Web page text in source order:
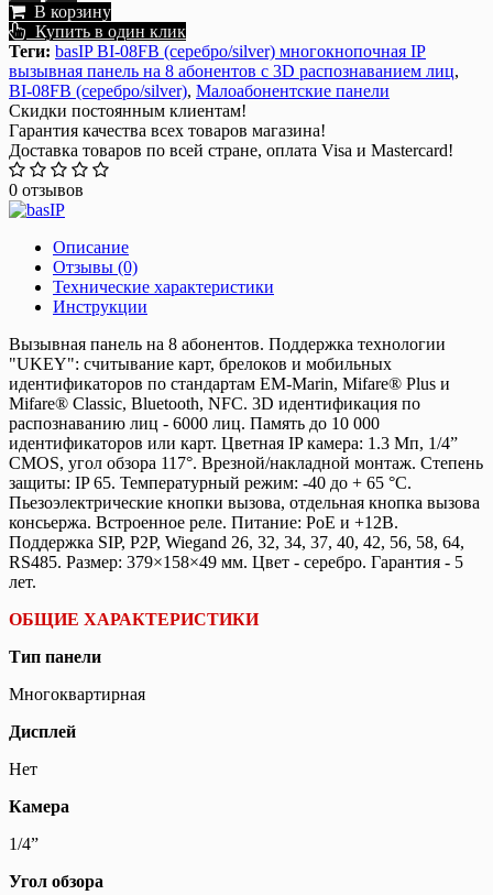
В корзину
Купить в один клик
Теги: basIP BI-08FB (серебро/silver) многокнопочная IP
вызывная панель на 8 абонентов с 3D распознаванием лиц,
BI-08FB (серебро/silver), Малоабонентские панели
Скидки постоянным клиентам!
Гарантия качества всех товаров магазина!
Доставка товаров по всей стране, оплата Visa и Mastercard!
0 отзывов
Описание
Отзывы (0)
Технические характеристики
Инструкции
Вызывная панель на 8 абонентов. Поддержка технологии
"UKEY": считывание карт, брелоков и мобильных
идентификаторов по стандартам EM-Marin, Mifare® Plus и
Mifare® Classic, Bluetooth, NFC. 3D идентификация по
распознаванию лиц - 6000 лиц. Память до 10 000
идентификаторов или карт. Цветная IP камера: 1.3 Мп, 1/4”
CMOS, угол обзора 117°. Врезной/накладной монтаж. Степень
защиты: IP 65. Температурный режим: -40 до + 65 °C.
Пьезоэлектрические кнопки вызова, отдельная кнопка вызова
консьержа. Встроенное реле. Питание: PoE и +12В.
Поддержка SIP, P2P, Wiegand 26, 32, 34, 37, 40, 42, 56, 58, 64,
RS485. Размер: 379×158×49 мм. Цвет - серебро. Гарантия - 5
лет.
ОБЩИЕ ХАРАКТЕРИСТИКИ
Тип панели
Многоквартирная
Дисплей
Нет
Камера
1/4”
Угол обзора